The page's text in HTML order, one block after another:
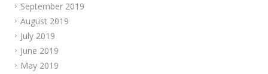
September 2019
August 2019
July 2019
June 2019
May 2019